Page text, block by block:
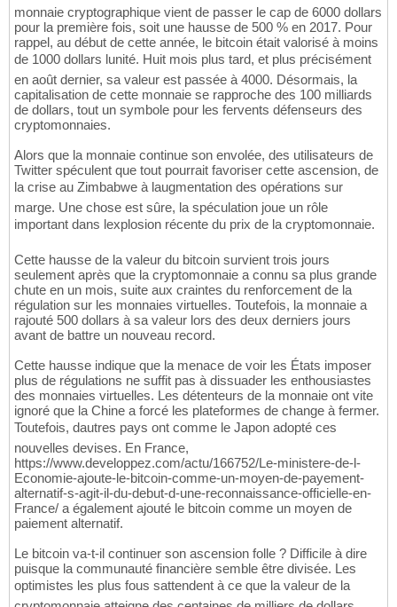
monnaie cryptographique vient de passer le cap de 6000 dollars
pour la première fois, soit une hausse de 500 % en 2017. Pour
rappel, au début de cette année, le bitcoin était valorisé à moins
de 1000 dollars lunité. Huit mois plus tard, et plus précisément
en août dernier, sa valeur est passée à 4000. Désormais, la
capitalisation de cette monnaie se rapproche des 100 milliards
de dollars, tout un symbole pour les fervents défenseurs des
cryptomonnaies.
Alors que la monnaie continue son envolée, des utilisateurs de
Twitter spéculent que tout pourrait favoriser cette ascension, de
la crise au Zimbabwe à laugmentation des opérations sur
marge. Une chose est sûre, la spéculation joue un rôle
important dans lexplosion récente du prix de la cryptomonnaie.
Cette hausse de la valeur du bitcoin survient trois jours
seulement après que la cryptomonnaie a connu sa plus grande
chute en un mois, suite aux craintes du renforcement de la
régulation sur les monnaies virtuelles. Toutefois, la monnaie a
rajouté 500 dollars à sa valeur lors des deux derniers jours
avant de battre un nouveau record.
Cette hausse indique que la menace de voir les États imposer
plus de régulations ne suffit pas à dissuader les enthousiastes
des monnaies virtuelles. Les détenteurs de la monnaie ont vite
ignoré que la Chine a forcé les plateformes de change à fermer.
Toutefois, dautres pays ont comme le Japon adopté ces
nouvelles devises. En France,
https://www.developpez.com/actu/166752/Le-ministere-de-l-
Economie-ajoute-le-bitcoin-comme-un-moyen-de-payement-
alternatif-s-agit-il-du-debut-d-une-reconnaissance-officielle-en-
France/ a également ajouté le bitcoin comme un moyen de
paiement alternatif.
Le bitcoin va-t-il continuer son ascension folle ? Difficile à dire
puisque la communauté financière semble être divisée. Les
optimistes les plus fous sattendent à ce que la valeur de la